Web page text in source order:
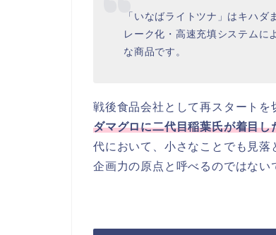
「いなばライトツナ」はキハ
レーク化・高速充填システムに
な商品です。
戦後食品会社として再スタートを
ダマグロに二代目稲葉氏が着目
代において、小さなことでも見
企画力の原点と呼べるのではない